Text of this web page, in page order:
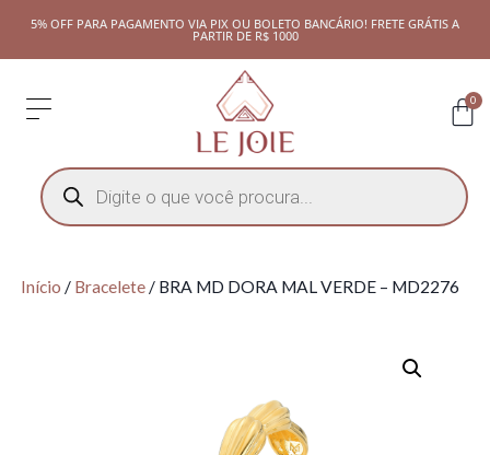
5% OFF PARA PAGAMENTO VIA PIX OU BOLETO BANCÁRIO! FRETE GRÁTIS A
PARTIR DE R$ 1000
0
Início / Bracelete/ BRA MD DORA MAL VERDE – MD2276